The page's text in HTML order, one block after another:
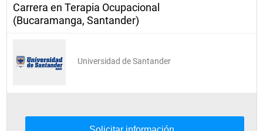
Carrera en Terapia Ocupacional
(Bucaramanga, Santander)
Universidad de Santander